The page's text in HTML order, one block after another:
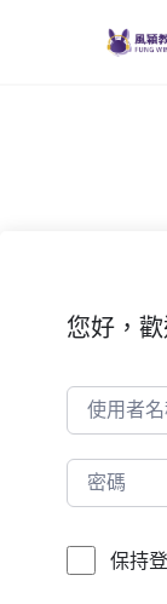
您好，歡
保持